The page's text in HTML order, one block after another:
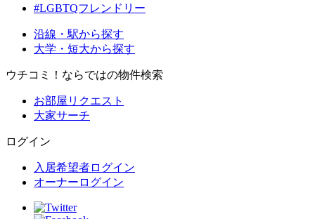
#LGBTQフレンドリー
沿線・駅から探す
大学・短大から探す
ウチコミ！ならではの物件検索
お部屋リクエスト
大家サーチ
ログイン
入居希望者ログイン
オーナーログイン